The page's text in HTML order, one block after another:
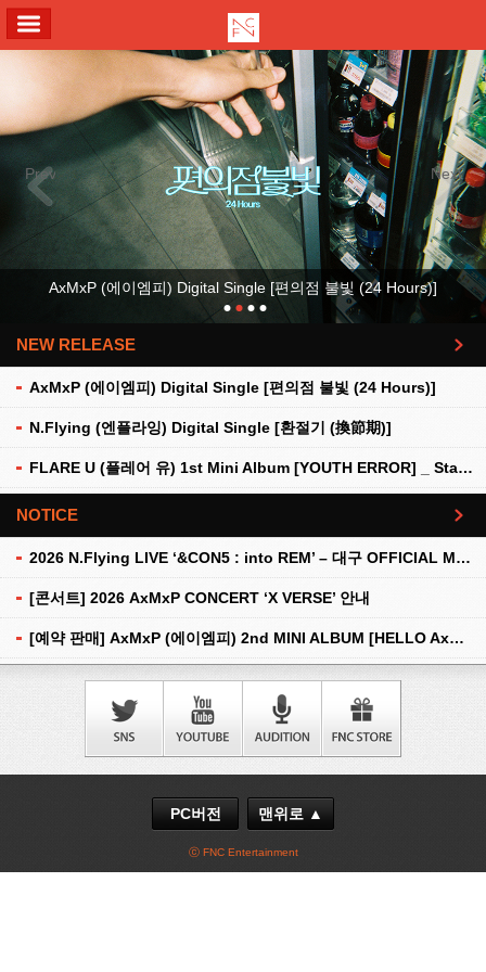
Previous Next
AxMxP (에이엠피) Digital Single [편의점 불빛 (24 Hours)]
NEW RELEASE
AxMxP (에이엠피) Digital Single [편의점 불빛 (24 Hours)]
N.Flying (엔플라잉) Digital Single [환절기 (換節期)]
FLARE U (플레어 유) 1st Mini Album [YOUTH ERROR] _ Stationery Kit Ver.
더보기
NOTICE
2026 N.Flying LIVE ‘&CON5 : into REM’ – 대구 OFFICIAL MD 현장 판매 안내
[콘서트] 2026 AxMxP CONCERT ‘X VERSE’ 안내
[예약 판매] AxMxP (에이엠피) 2nd MINI ALBUM [HELLO AxMxP] 예약 판매 안내
더보기
PC버전 맨위로 ▲
ⓒ FNC Entertainment